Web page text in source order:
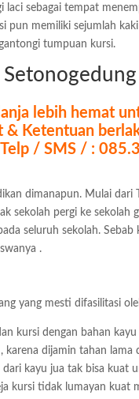
laci sebagai tempat
pun memiliki sejumlah
tumpuan kursi.
lebih hemat
& Ketentuan
/ SMS / :
dimanapun. Mulai dari
sekolah pergi ke
seluruh sekolah.
.
yang mesti difasilitasi
kursi dengan bahan
dijamin tahan lama
kayu jua tak bisa kuat
kursi tidak lumayan kuat